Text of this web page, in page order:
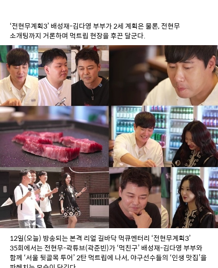
‘전현무계획3’ 배성재-김다영 부부가 2세 계획은 물론, 전현무
소개팅까지 거론하며 먹트립 현장을 후끈 달군다.
12일(오늘) 방송되는 본격 리얼 길바닥 먹큐멘터리 ‘전현무계획3’
35회에서는 전현무-곽튜브(곽준빈)가 ‘먹친구’ 배성재-김다영 부부와
함께 ‘서울 뒷골목 투어’ 2탄 먹트립에 나서, 야구선수들의 ‘인생 맛집’을